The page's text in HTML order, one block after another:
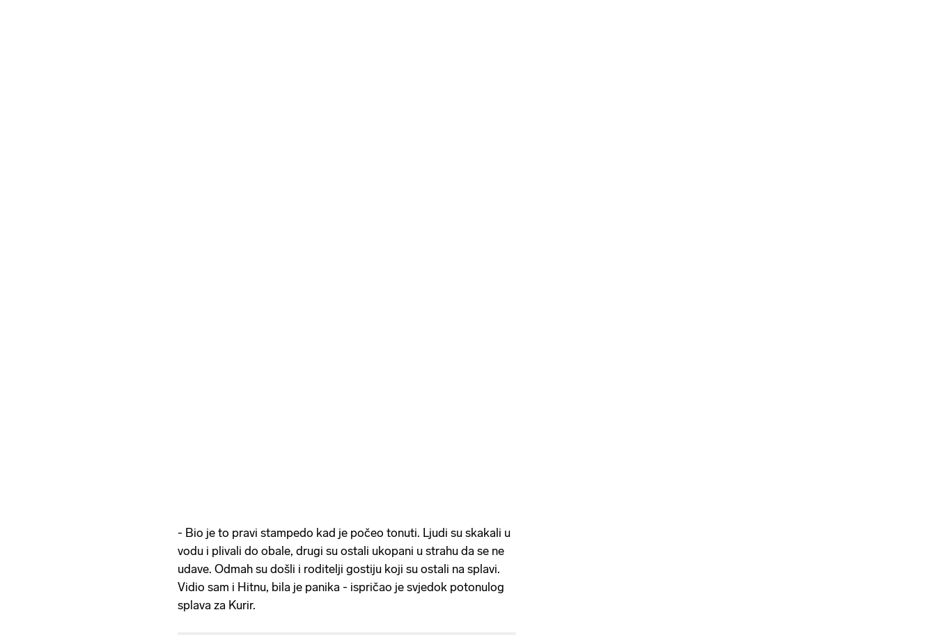
- Bio je to pravi stampedo kad je počeo tonuti. Ljudi su skakali u
vodu i plivali do obale, drugi su ostali ukopani u strahu da se ne
udave. Odmah su došli i roditelji gostiju koji su ostali na splavi.
Vidio sam i Hitnu, bila je panika - ispričao je svjedok potonulog
splava za Kurir.